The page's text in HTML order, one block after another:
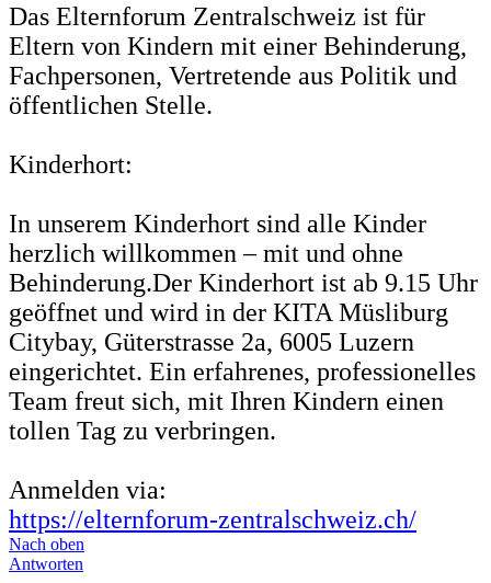
Das Elternforum Zentralschweiz ist für
Eltern von Kindern mit einer Behinderung,
Fachpersonen, Vertretende aus Politik und
öffentlichen Stelle.
Kinderhort:
In unserem Kinderhort sind alle Kinder
herzlich willkommen – mit und ohne
Behinderung.Der Kinderhort ist ab 9.15 Uhr
geöffnet und wird in der KITA Müsliburg
Citybay, Güterstrasse 2a, 6005 Luzern
eingerichtet. Ein erfahrenes, professionelles
Team freut sich, mit Ihren Kindern einen
tollen Tag zu verbringen.
Anmelden via:
https://elternforum-zentralschweiz.ch/
Nach oben
Antworten